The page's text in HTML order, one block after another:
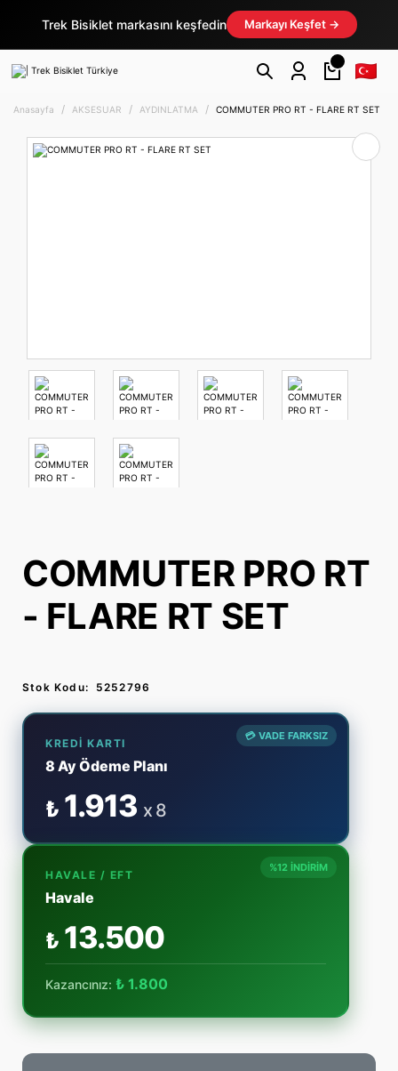
Trek Bisiklet markasını keşfedin Markayı Keşfet →
Anasayfa AKSESUAR AYDINLATMA COMMUTER PRO RT - FLARE RT SET
COMMUTER PRO RT
- FLARE RT SET
Stok Kodu: 5252796
💳 VADE FARKSIZ
KREDI KARTI
8 Ay Ödeme Planı
₺ 1.913 x 8
%12 İNDİRİM
HAVALE / EFT
Havale
₺ 13.500
Kazancınız: ₺ 1.800